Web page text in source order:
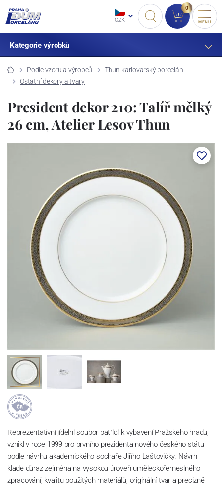
CZK
0
MENU
Kategorie výrobků
Podle vzoru a výrobců
Thun karlovarský porcelán
Ostatní dekory a tvary
President dekor 210: Talíř mělký
26 cm, Atelier Lesov Thun
Reprezentativní jídelní soubor patřící k vybavení Pražského hradu,
vznikl v roce 1999 pro prvního prezidenta nového českého státu
podle návrhu akademického sochaře Jiřího Laštovičky. Návrh
klade důraz zejména na vysokou úroveň uměleckořemeslného
zpracování, kvalitu použitých materiálů, originální tvar a precizně